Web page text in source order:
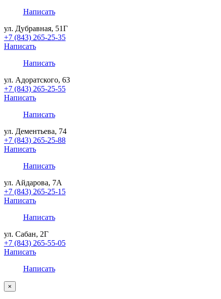
Написать
ул. Дубравная, 51Г
+7 (843) 265-25-35
Написать
Написать
ул. Адоратского, 63
+7 (843) 265-25-55
Написать
Написать
ул. Дементьева, 74
+7 (843) 265-25-88
Написать
Написать
ул. Айдарова, 7А
+7 (843) 265-25-15
Написать
Написать
ул. Сабан, 2Г
+7 (843) 265-55-05
Написать
Написать
×